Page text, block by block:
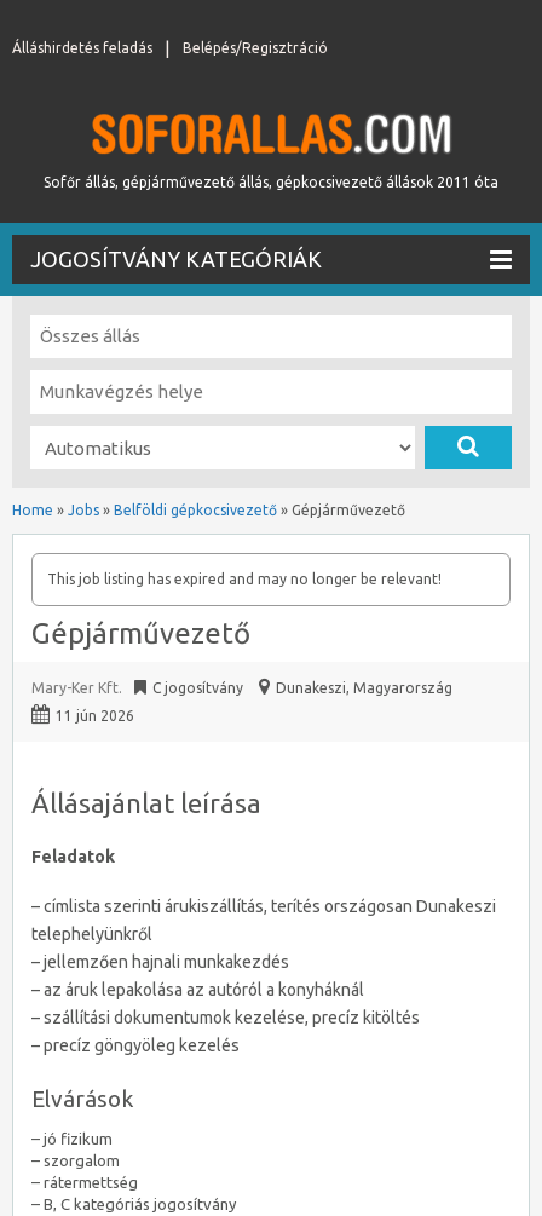
Belépés/Regisztráció
Álláshirdetés feladás
Sofőr állás, gépjárművezető állás, gépkocsivezető állások 2011 óta
JOGOSÍTVÁNY KATEGÓRIÁK
Home » Jobs » Belföldi gépkocsivezető » Gépjárművezető
This job listing has expired and may no longer be relevant!
Gépjárművezető
Mary-Ker Kft. C jogosítvány Dunakeszi, Magyarország
11 jún 2026
Állásajánlat leírása
Feladatok
– címlista szerinti árukiszállítás, terítés országosan Dunakeszi
telephelyünkről
– jellemzően hajnali munkakezdés
– az áruk lepakolása az autóról a konyháknál
– szállítási dokumentumok kezelése, precíz kitöltés
– precíz göngyöleg kezelés
Elvárások
– jó fizikum
– szorgalom
– rátermettség
– B, C kategóriás jogosítvány